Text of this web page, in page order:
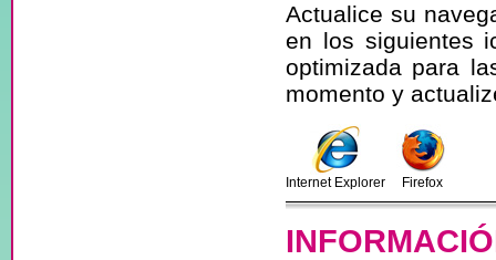
Actualice su
en los siguientes
optimizada para
momento y
Internet Explorer Firefox